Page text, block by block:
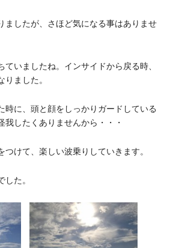
ましたが、さほど気になる事はありませ
ていましたね。インサイドから戻る時、
りました。
時に、頭と顔をしっかりガードしている
我したくありませんから・・・
つけて、楽しい波乗りしていきます。
した。